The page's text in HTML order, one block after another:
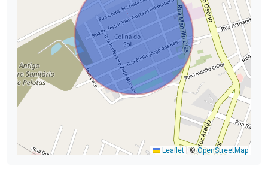
Leaflet ©OpenStreetMap